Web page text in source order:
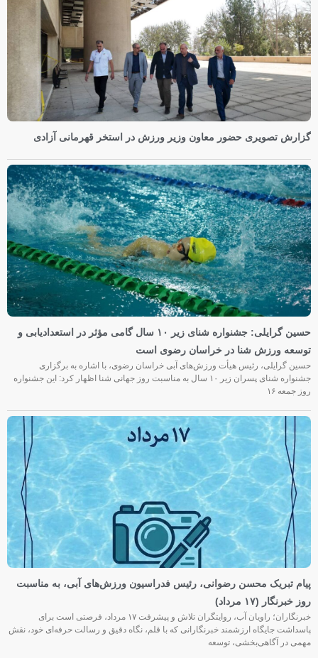
گزارش تصویری حضور معاون وزیر ورزش در استخر قهرمانی آزادی
حسین گرایلی: جشنواره شنای زیر ۱۰ سال گامی مؤثر در استعدادیابی و
توسعه ورزش شنا در خراسان رضوی است
حسین گرایلی، رئیس هیأت ورزش‌های آبی خراسان رضوی، با اشاره به برگزاری
جشنواره شنای پسران زیر ۱۰ سال به مناسبت روز جهانی شنا اظهار کرد: این جشنواره
روز جمعه‌ ۱۶
پیام تبریک محسن رضوانی، رئیس فدراسیون ورزش‌های آبی، به مناسبت
روز خبرنگار (۱۷ مرداد)
خبرنگاران؛ راویان آب، روایتگران تلاش و پیشرفت ۱۷ مرداد، فرصتی است برای
پاسداشت جایگاه ارزشمند خبرنگارانی که با قلم، نگاه دقیق و رسالت حرفه‌ای خود، نقش
مهمی در آگاهی‌بخشی، توسعه